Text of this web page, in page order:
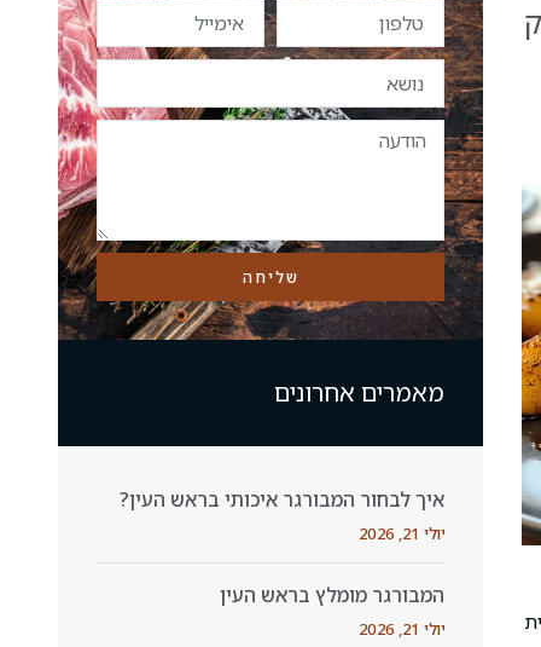
שליחה
מאמרים אחרונים
איך לבחור המבורגר איכותי בראש העין?
יולי 21, 2026
המבורגר מומלץ בראש העין
יולי 21, 2026